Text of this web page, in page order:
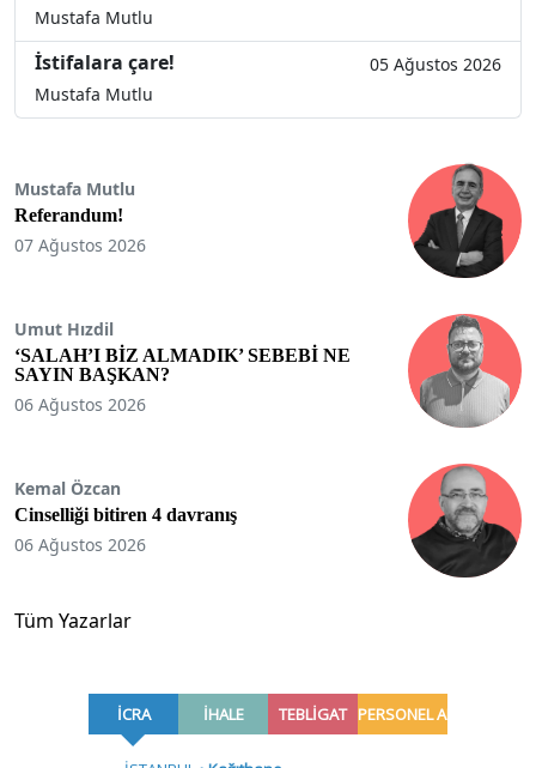
Mustafa Mutlu
İstifalara çare!
05 Ağustos 2026
Mustafa Mutlu
Mustafa Mutlu
Referandum!
07 Ağustos 2026
Umut Hızdil
‘SALAH’I BİZ ALMADIK’ SEBEBİ NE
SAYIN BAŞKAN?
06 Ağustos 2026
Kemal Özcan
Cinselliği bitiren 4 davranış
06 Ağustos 2026
Tüm Yazarlar